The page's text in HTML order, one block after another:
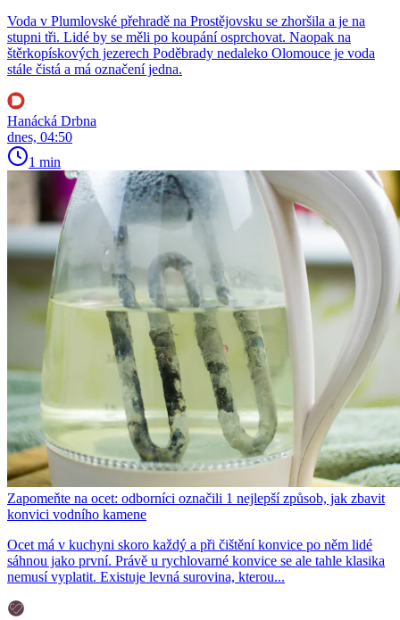
Voda v Plumlovské přehradě na Prostějovsku se zhoršila a je na
stupni tři. Lidé by se měli po koupání osprchovat. Naopak na
štěrkopískových jezerech Poděbrady nedaleko Olomouce je voda
stále čistá a má označení jedna.
Hanácká Drbna
dnes, 04:50
1 min
Zapomeňte na ocet: odborníci označili 1 nejlepší způsob, jak zbavit
konvici vodního kamene
Ocet má v kuchyni skoro každý a při čištění konvice po něm lidé
sáhnou jako první. Právě u rychlovarné konvice se ale tahle klasika
nemusí vyplatit. Existuje levná surovina, kterou...